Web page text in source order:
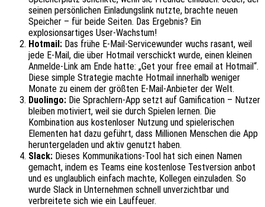
seinen persönlichen Einladungslink nutzte, brachte neuen
Speicher – für beide Seiten. Das Ergebnis? Ein
explosionsartiges User-Wachstum!
Hotmail: Das frühe E-Mail-Servicewunder wuchs rasant, weil
jede E-Mail, die über Hotmail verschickt wurde, einen kleinen
Anmelde-Link am Ende hatte: „Get your free email at Hotmail“.
Diese simple Strategie machte Hotmail innerhalb weniger
Monate zu einem der größten E-Mail-Anbieter der Welt.
Duolingo: Die Sprachlern-App setzt auf Gamification – Nutzer
bleiben motiviert, weil sie durch Spielen lernen. Die
Kombination aus kostenloser Nutzung und spielerischen
Elementen hat dazu geführt, dass Millionen Menschen die App
heruntergeladen und aktiv genutzt haben.
Slack: Dieses Kommunikations-Tool hat sich einen Namen
gemacht, indem es Teams eine kostenlose Testversion anbot
und es unglaublich einfach machte, Kollegen einzuladen. So
wurde Slack in Unternehmen schnell unverzichtbar und
verbreitete sich wie ein Lauffeuer.